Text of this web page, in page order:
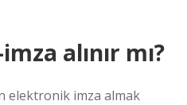
alınır mı?
elektronik imza almak